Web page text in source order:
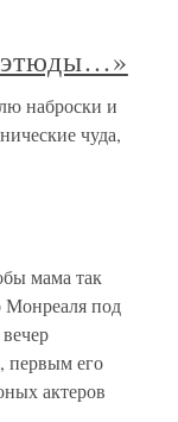
наброски и
чуда,
мама так
Монреаля под
первым его
актеров